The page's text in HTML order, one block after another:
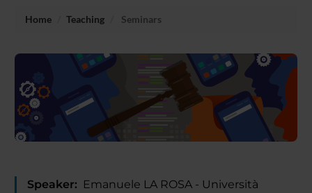
Home Teaching Seminars
Speaker: Emanuele LA ROSA - Università